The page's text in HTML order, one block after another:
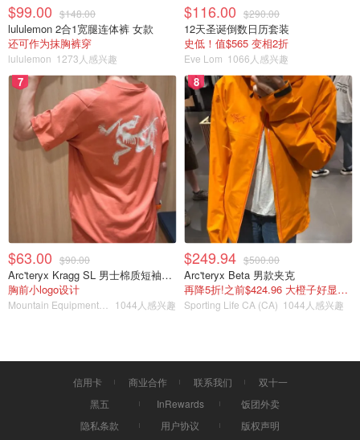
$99.00 $148.00
lululemon 2合1宽腿连体裤 女款
还可作为抹胸裤穿
lululemon 1273人感兴趣
$116.00 $290.00
12天圣诞倒数日历套装
史低！值$565 变相2折
Eve Lom 1066人感兴趣
7
$63.00 $90.00
Arc'teryx Kragg SL 男士棉质短袖T恤
胸前小logo设计
1044人感兴趣
8
$249.94 $500.00
Arc'teryx Beta 男款夹克
再降5折!之前$424.96 大橙子好显白 蹲补
Sporting Life CA (CA) 1044人感兴趣
信用卡 商业合作 联系我们
双十一
黑五
InRewards
饭团外卖
隐私条款
用户协议 版权声明